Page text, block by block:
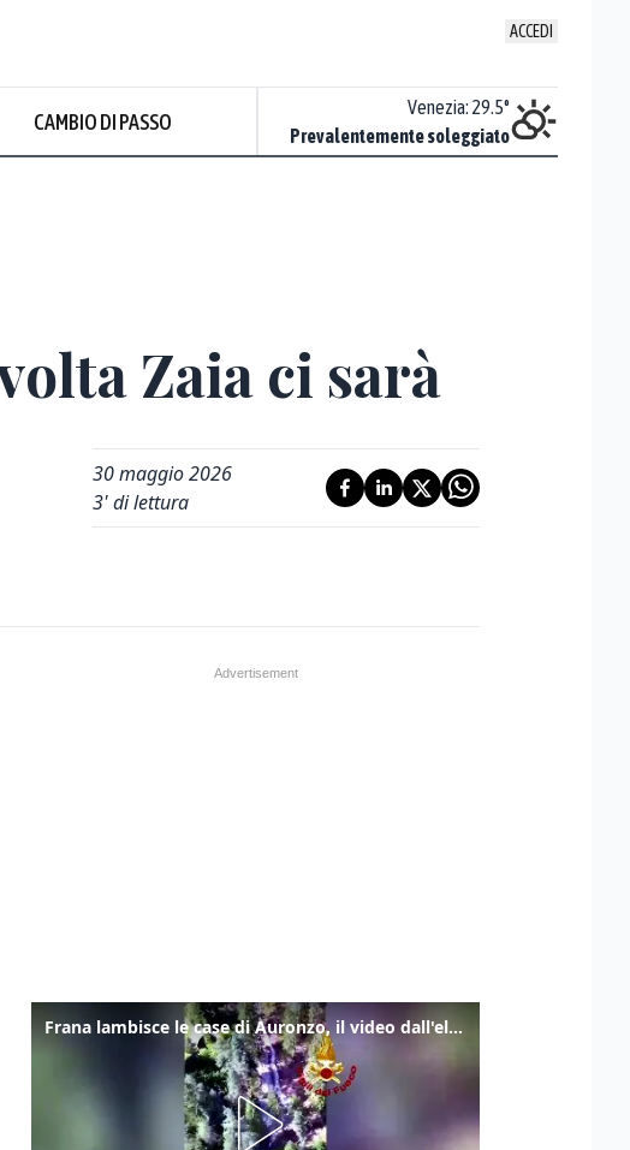
ACCEDI
CAMBIO DI PASSO
Prevalentemente soleggiato
Venezia: 29.5°
Prevalentemente soleggiato
Zaia ci sarà
30 maggio 2026
3' di lettura
Frana lambisce le case di Auronzo, il video dall'elicottero dei vigili del fuoco